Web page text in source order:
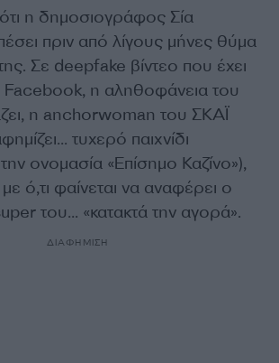
ότι η δημοσιογράφος Σία
πριν από λίγους μήνες θύμα
Σε deepfake βίντεο που έχει
Facebook, η αληθοφάνεια του
η anchorwoman του ΣΚΑΪ
τυχερό παιχνίδι
ονομασία «Επίσημο Καζίνο»),
ό,τι φαίνεται να αναφέρει ο
του… «κατακτά την αγορά».
ΔΙΑΦΗΜΙΣΗ